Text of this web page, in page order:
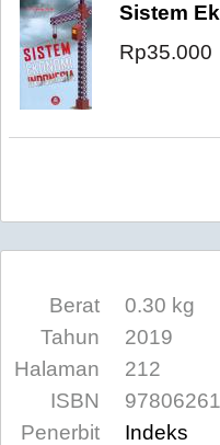
Sistem
Rp35.000
Berat
0.30 kg
Tahun
2019
Halaman
212
ISBN
Penerbit
Indeks